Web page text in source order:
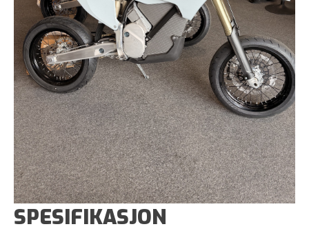
SPESIFIKASJON